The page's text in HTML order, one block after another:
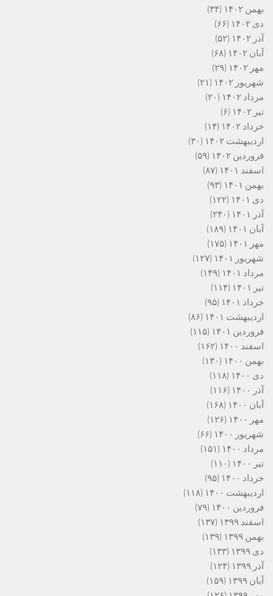
بهمن ۱۴۰۲
(۳۴)
دی ۱۴۰۲
(۶۶)
آذر ۱۴۰۲
(۵۲)
آبان ۱۴۰۲
(۶۸)
مهر ۱۴۰۲
(۲۹)
شهریور ۱۴۰۲
(۲۱)
مرداد ۱۴۰۲
(۲۰)
تیر ۱۴۰۲
(۶)
خرداد ۱۴۰۲
(۱۴)
اردیبهشت ۱۴۰۲
(۳۰)
فروردین ۱۴۰۲
(۵۹)
اسفند ۱۴۰۱
(۸۷)
بهمن ۱۴۰۱
(۹۳)
دی ۱۴۰۱
(۱۲۲)
آذر ۱۴۰۱
(۲۴۰)
آبان ۱۴۰۱
(۱۸۹)
مهر ۱۴۰۱
(۱۷۵)
شهریور ۱۴۰۱
(۱۲۷)
مرداد ۱۴۰۱
(۱۴۹)
تیر ۱۴۰۱
(۱۱۴)
خرداد ۱۴۰۱
(۹۵)
اردیبهشت ۱۴۰۱
(۸۶)
فروردین ۱۴۰۱
(۱۱۵)
اسفند ۱۴۰۰
(۱۶۲)
بهمن ۱۴۰۰
(۱۳۰)
دی ۱۴۰۰
(۱۱۸)
آذر ۱۴۰۰
(۱۱۶)
آبان ۱۴۰۰
(۱۶۸)
مهر ۱۴۰۰
(۱۲۶)
شهریور ۱۴۰۰
(۶۶)
مرداد ۱۴۰۰
(۱۵۱)
تیر ۱۴۰۰
(۱۱۰)
خرداد ۱۴۰۰
(۹۵)
اردیبهشت ۱۴۰۰
(۱۱۸)
فروردین ۱۴۰۰
(۷۹)
اسفند ۱۳۹۹
(۱۳۷)
بهمن ۱۳۹۹
(۱۳۹)
دی ۱۳۹۹
(۱۳۳)
آذر ۱۳۹۹
(۱۲۴)
آبان ۱۳۹۹
(۱۵۹)